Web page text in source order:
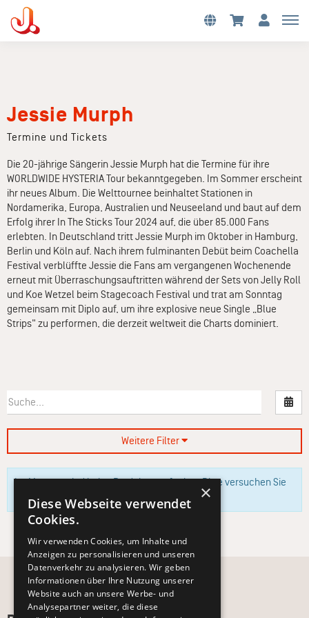
Jessie Murph
Termine und Tickets
Die 20-jährige Sängerin Jessie Murph hat die Termine für ihre
WORLDWIDE HYSTERIA Tour bekanntgegeben. Im Sommer erscheint
ihr neues Album. Die Welttournee beinhaltet Stationen in
Nordamerika, Europa, Australien und Neuseeland und baut auf dem
Erfolg ihrer In The Sticks Tour 2024 auf, die über 85.000 Fans
erlebten. In Deutschland tritt Jessie Murph im Oktober in Hamburg,
Berlin und Köln auf. Nach ihrem fulminanten Debüt beim Coachella
Festival verblüffte Jessie die Fans am vergangenen Wochenende
erneut mit Überraschungsauftritten während der Sets von Jelly Roll
und Koe Wetzel beim Stagecoach Festival und trat am Sonntag
gemeinsam mit Diplo auf, um ihre explosive neue Single „Blue
Strips" zu performen, die derzeit weltweit die Charts dominiert.
Weitere Filter
Im Moment sind keine Produkte verfügbar. Bitte versuchen Sie
es zu einem späteren Zeitpunkt erneut.
×
Diese Webseite verwendet
Cookies.
Wir verwenden Cookies, um Inhalte und
Anzeigen zu personalisieren und unseren
Datenverkehr zu analysieren. Wir geben
Informationen über Ihre Nutzung unserer
Website auch an unsere Werbe- und
Analysepartner weiter, die diese